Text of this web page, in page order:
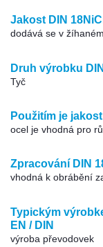
Jakost DIN
dodává se v
Druh výrobku
Tyč
Použitím je
ocel je vhodná pro
Zpracování DIN
vhodná k obrábění
Typickým
EN / DIN
výroba převodovek